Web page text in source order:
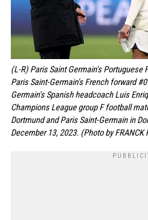
(L-R) Paris Saint Germain's Portuguese
Paris Saint-Germain's French forward
Germain's Spanish headcoach Luis
Champions League group F football
Dortmund and Paris Saint-Germain in
December 13, 2023. (Photo by FRANCK